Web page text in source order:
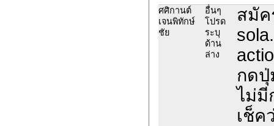
ศศิกานต์
เจนพิทักษ์
ชัย
อื่นๆ
โปรด
ระบุ
ด้าน
ล่าง
สมัค
กดปุ่
ไม่มี
เช็ค